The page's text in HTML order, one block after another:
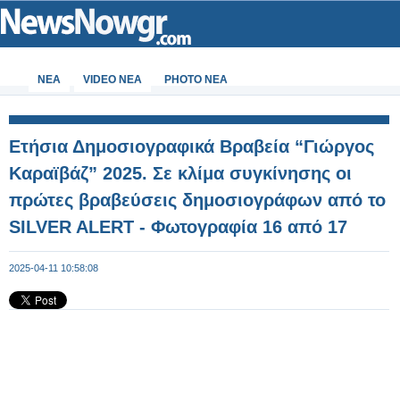
ΝΕΑ VIDEO NEA PHOTO NEA
Ετήσια Δημοσιογραφικά Βραβεία “Γιώργος
Καραϊβάζ” 2025. Σε κλίμα συγκίνησης οι
πρώτες βραβεύσεις δημοσιογράφων από το
SILVER ALERT - Φωτογραφία 16 από 17
2025-04-11 10:58:08